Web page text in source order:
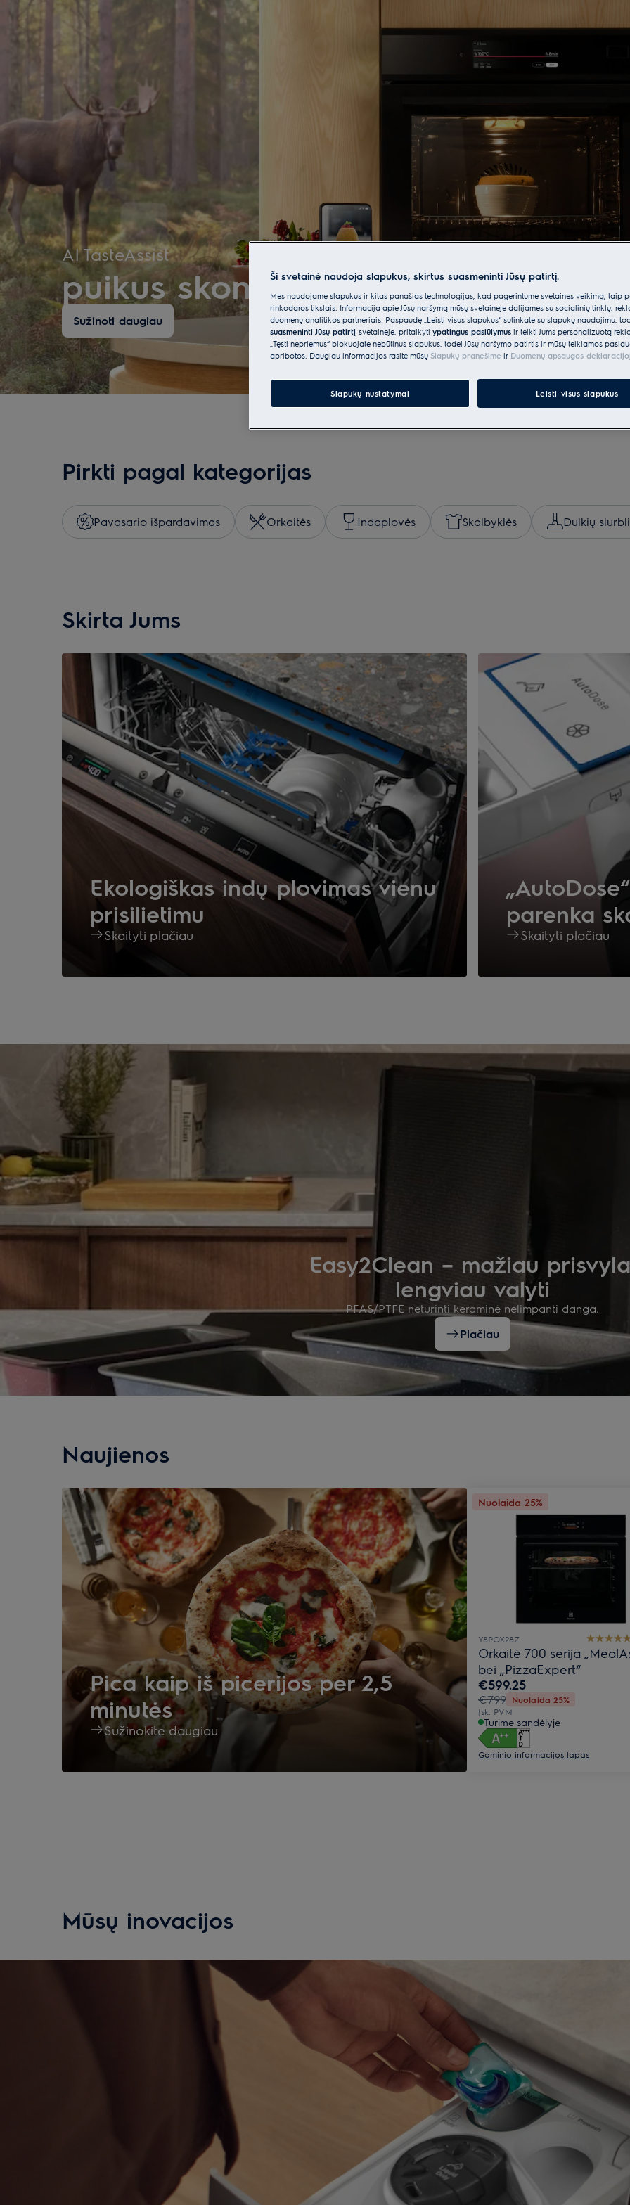
Electrolux - Hero Block
AI TasteAssist
puikus skonis – be pastangų
Sužinoti daugiau
Pirkti pagal kategorijas
Pavasario išpardavimas Orkaitės Indaplovės Skalbyklės Dulkių
Skirta Jums
Ekologiškas indų plovimas vienu
prisilietimu
Skaityti plačiau
parenka
Skaityti plačiau
Easy2Clean – mažiau
lengviau valyti
PFAS/PTFE neturinti keraminė nelimpanti danga.
Plačiau
Naujienos
Pica kaip iš picerijos per 2,5
minutės
Sužinokite daugiau
Nuolaida 25%
Y8POX28Z
Orkaitė 700 serija
bei „PizzaExpert“
€599.25
€799 Nuolaida 25%
Įsk. PVM
Turime sandėlyje
Gaminio informacijos lapas
Mūsų inovacijos
Ši svetainė naudoja slapukus, skirtus suasmeninti Jūsų patirtį.
Mes naudojame slapukus ir kitas panašias technologijas, kad pagerintume svetainės veikimą, taip
rinkodaros tikslais. Informacija apie Jūsų naršymą mūsų svetainėje dalijamės su socialinių tinklų,
duomenų analitikos partneriais. Paspaudę „Leisti visus slapukus“ sutinkate su slapukų naudojimu,
suasmeninti Jūsų patirtį svetainėje, pritaikyti ypatingus pasiūlymus ir teikti Jums personalizuotą
„Tęsti nepriėmus“ blokuojate nebūtinus slapukus, todėl Jūsų naršymo patirtis ir mūsų teikiamos
apribotos. Daugiau informacijos rasite mūsų Slapukų pranešime ir Duomenų apsaugos
Slapukų nustatymai Leisti visus slapukus